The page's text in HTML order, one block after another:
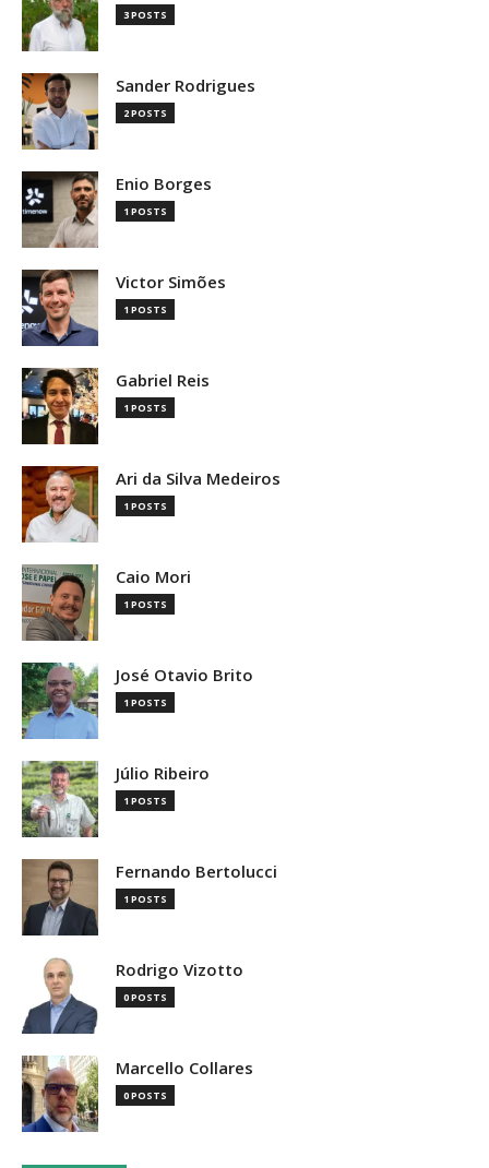
3 POSTS
Sander Rodrigues
2 POSTS
Enio Borges
1 POSTS
Victor Simões
1 POSTS
Gabriel Reis
1 POSTS
Ari da Silva Medeiros
1 POSTS
Caio Mori
1 POSTS
José Otavio Brito
1 POSTS
Júlio Ribeiro
1 POSTS
Fernando Bertolucci
1 POSTS
Rodrigo Vizotto
0 POSTS
Marcello Collares
0 POSTS